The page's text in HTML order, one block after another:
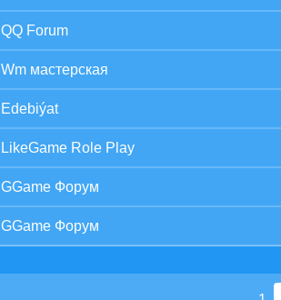
QQ Forum
Wm мастерская
Edebiýat
LikeGame Role Play
GGame Форум
GGame Форум